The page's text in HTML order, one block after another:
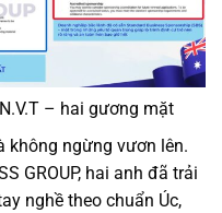
– hai gương mặt
không ngừng vươn lên.
GROUP, hai anh đã trải
nghề theo chuẩn Úc,